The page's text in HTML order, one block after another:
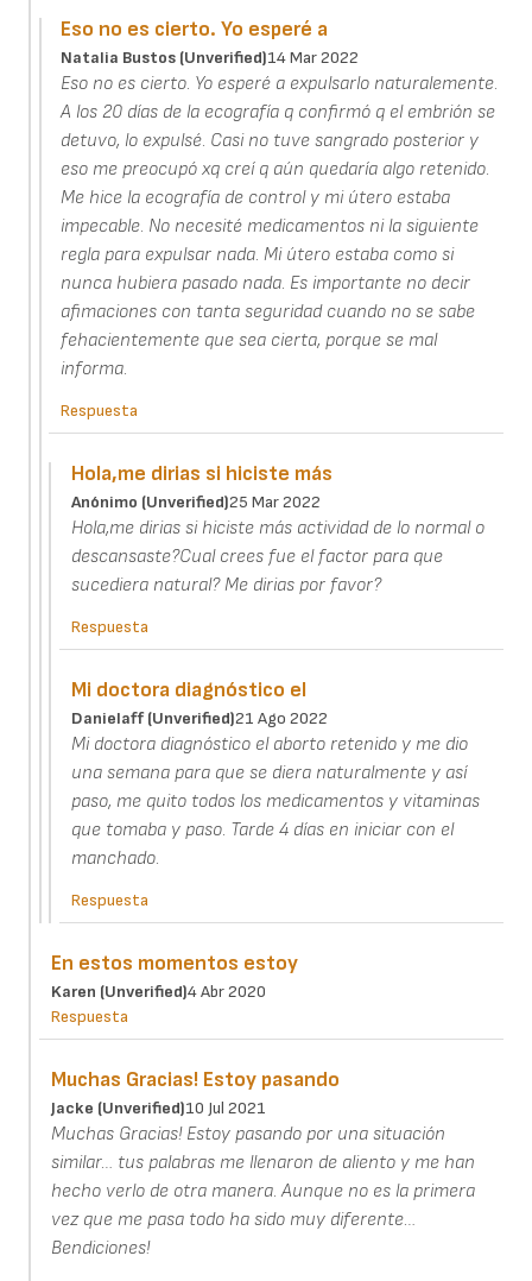
Eso no es cierto. Yo esperé a
Natalia Bustos (unverified)14 Mar 2022
Eso no es cierto. Yo esperé a expulsarlo naturalemente.
A los 20 días de la ecografía q confirmó q el embrión se
detuvo, lo expulsé. Casi no tuve sangrado posterior y
eso me preocupó xq creí q aún quedaría algo retenido.
Me hice la ecografía de control y mi útero estaba
impecable. No necesité medicamentos ni la siguiente
regla para expulsar nada. Mi útero estaba como si
nunca hubiera pasado nada. Es importante no decir
afimaciones con tanta seguridad cuando no se sabe
fehacientemente que sea cierta, porque se mal
informa.
Respuesta
Hola,me dirias si hiciste más
Anónimo (unverified)25 Mar 2022
Hola,me dirias si hiciste más actividad de lo normal o
descansaste?Cual crees fue el factor para que
sucediera natural? Me dirias por favor?
Respuesta
Mi doctora diagnóstico el
Danielaff (unverified)21 Ago 2022
Mi doctora diagnóstico el aborto retenido y me dio
una semana para que se diera naturalmente y así
paso, me quito todos los medicamentos y vitaminas
que tomaba y paso. Tarde 4 días en iniciar con el
manchado.
Respuesta
En estos momentos estoy
Karen (unverified)4 Abr 2020
Respuesta
Muchas Gracias! Estoy pasando
Jacke (unverified)10 Jul 2021
Muchas Gracias! Estoy pasando por una situación
similar… tus palabras me llenaron de aliento y me han
hecho verlo de otra manera. Aunque no es la primera
vez que me pasa todo ha sido muy diferente…
Bendiciones!